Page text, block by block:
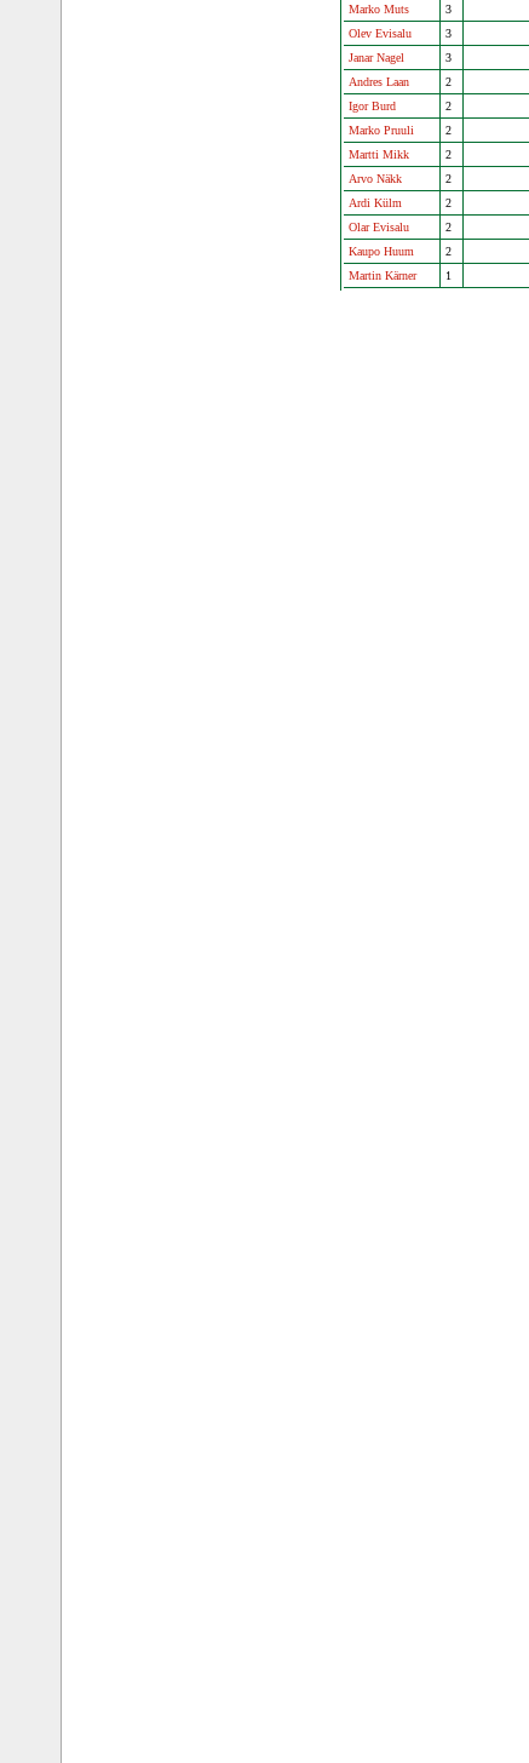
Marko Muts
3
Olev Evisalu
3
Janar Nagel
3
Andres Laan
2
Igor Burd
2
Marko Pruuli
2
Martti Mikk
2
Arvo Näkk
2
Ardi Külm
2
Olar Evisalu
2
Kaupo Huum
2
Martin Kärner
1